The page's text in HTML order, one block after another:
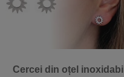
Cercei din oțel inoxidabil